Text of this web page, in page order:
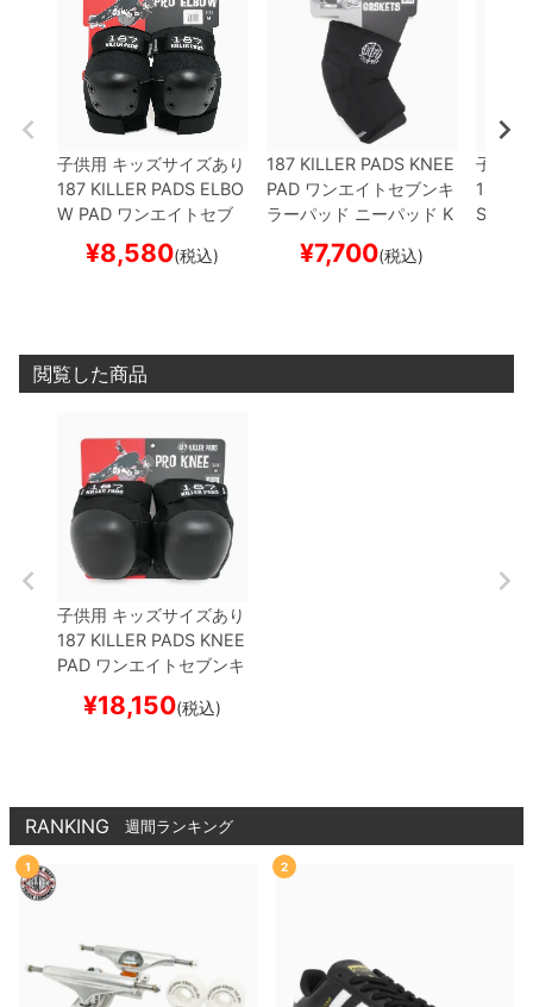
子供用 キッズサイズあり
187 KILLER PADS ELBO
W PAD ワンエイトセブ
ンキラーパッド
パッド（ひじ）PRO EL
¥8,580(税込)
187 KILLER PADS KNEE
PAD ワンエイトセブンキ
ラーパッド ニーパッド K
NEE GASKETS
ター セーフティーギア
¥7,700(税込)
子供用
187
閲覧した商品
子供用 キッズサイズあり
187 KILLER PADS KNEE
PAD ワンエイトセブンキ
ラーパッド ニーパッド
（ひざ）PRO KNEE PA
¥18,150(税込)
RANKING 週間ランキング
1 2